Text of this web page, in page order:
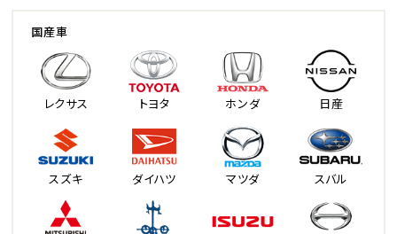
国産車
レクサス トヨタ ホンダ 日産
スズキ ダイハツ マツダ スバル